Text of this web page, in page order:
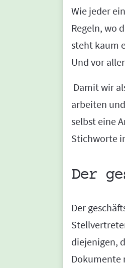
Wie jeder
Regeln, wo
steht kaum
Und vor
Damit wir
arbeiten
selbst eine
Stichworte
Der
Der
diejenigen,
Dokumente